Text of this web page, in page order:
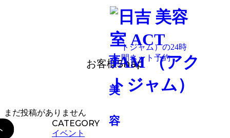
BLOG
お客様Snap
まだ投稿がありません
CATEGORY
イベント